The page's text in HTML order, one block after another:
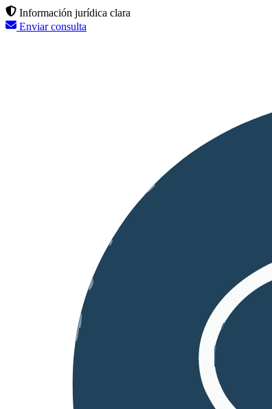
Información jurídica clara
Enviar consulta